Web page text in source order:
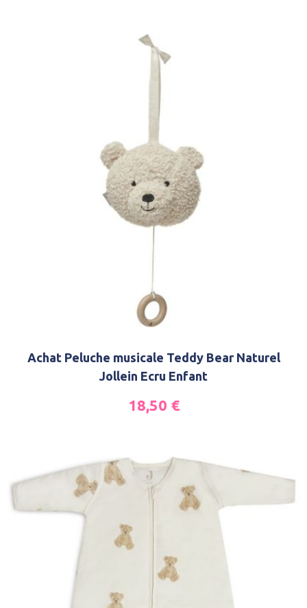
Achat Peluche musicale Teddy Bear Naturel
Jollein Ecru Enfant
18,50 €